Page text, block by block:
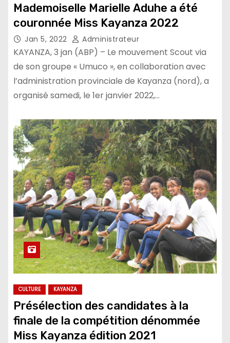
Mademoiselle Marielle Aduhe a été
couronnée Miss Kayanza 2022
Jan 5, 2022 Administrateur
KAYANZA, 3 jan (ABP) – Le mouvement Scout via
de son groupe « Umuco », en collaboration avec
l’administration provinciale de Kayanza (nord), a
organisé samedi, le 1er janvier 2022,…
CULTURE KAYANZA
Présélection des candidates à la
finale de la compétition dénommée
Miss Kayanza édition 2021